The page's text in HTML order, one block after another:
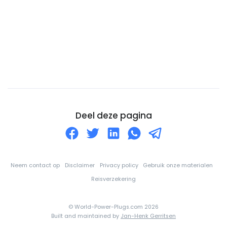
Djibouti
Deel deze pagina
Neem contact op Disclaimer Privacy policy
Gebruik onze materialen
Reisverzekering
© World-Power-Plugs.com 2026
Built and maintained by Jan-Henk Gerritsen